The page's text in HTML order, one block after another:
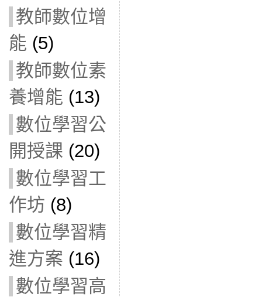
教師數位增
能 (5)
教師數位素
養增能 (13)
數位學習公
開授課 (20)
數位學習工
作坊 (8)
數位學習精
進方案 (16)
數位學習高